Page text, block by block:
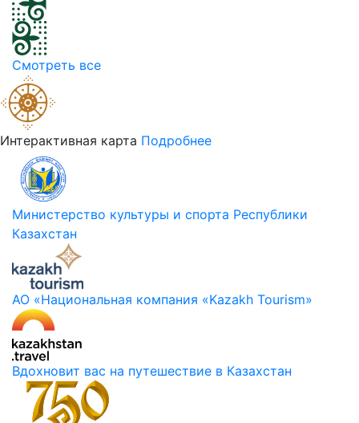
Смотреть все
Интерактивная карта Подробнее
Министерство культуры и спорта Республики
Казахстан
АО «Национальная компания «Kazakh Tourism»
Вдохновит вас на путешествие в Казахстан